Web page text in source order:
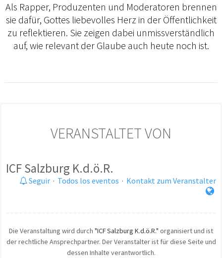
Als Rapper, Produzenten und Moderatoren brennen
sie dafür, Gottes liebevolles Herz in der Öffentlichkeit
zu reflektieren. Sie zeigen dabei unmissverständlich
auf, wie relevant der Glaube auch heute noch ist.
VERANSTALTET VON
ICF Salzburg K.d.ö.R.
Seguir · Todos los eventos · Kontakt zum Veranstalter
Die Veranstaltung wird durch "ICF Salzburg K.d.ö.R." organisiert und ist
der rechtliche Ansprechpartner. Der Veranstalter ist für diese Seite und
dessen Inhalte verantwortlich.